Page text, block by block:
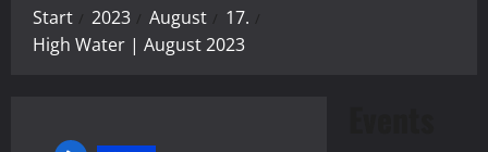
Start 2023 August
17.
High Water | August 2023